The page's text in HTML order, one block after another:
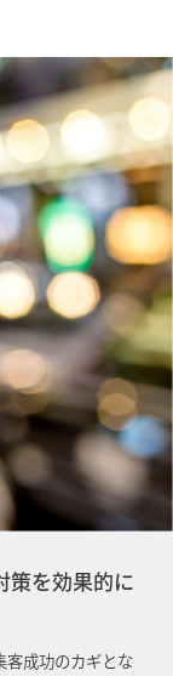
策を効果的に
客成功のカギとな